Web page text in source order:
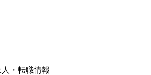
・転職情報